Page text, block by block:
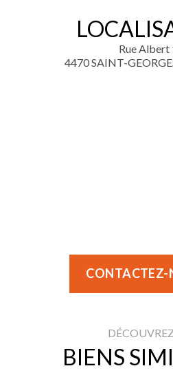
Rue Albert
4470 SAINT-
CONTACTEZ-
BIENS